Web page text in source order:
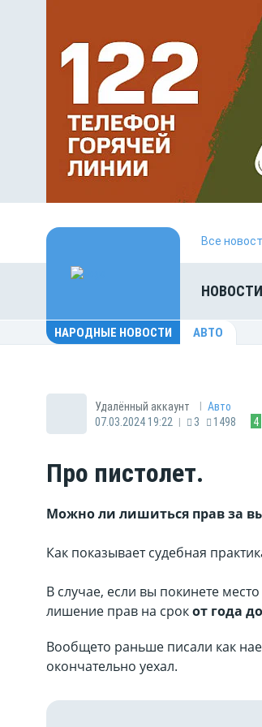
Все
НОВОСТИ
НАРОДНЫЕ НОВОСТИ АВТО
Удалённый аккаунт | Авто
07.03.2024 19:22 | 3 1498 4
Про пистолет.
Можно ли лишиться прав за
Как показывает судебная
В случае, если вы покинете
лишение прав на срокот года
Вообщето раньше писали как
окончательно уехал.